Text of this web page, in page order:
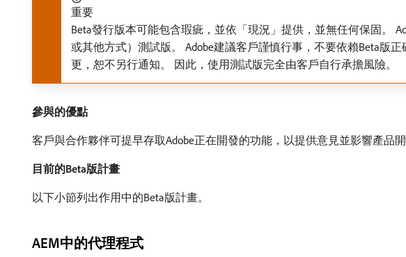
重要
Beta發行版本可能包含瑕疵，並依「現況」提供，並無任何保固。
或其他方式）測試版。 Adobe建議客戶謹慎行事，不要依賴Beta版
更，恕不另行通知。 因此，使用測試版完全由客戶自行承擔風險。
參與的優點
客戶與合作夥伴可提早存取Adobe正在開發的功能，以提供意見並影響產品
目前的Beta版計畫
以下小節列出作用中的Beta版計畫。
AEM中的代理程式